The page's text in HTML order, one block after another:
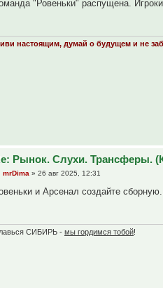
"Ровеньки" распущена.
настоящим, думай о будущем и не
Рынок. Слухи. Трансферы.
mrDima » 26 авг 2025, 12:31
и Арсенал создайте сборную...
СИБИРЬ - мы гордимся тобой!